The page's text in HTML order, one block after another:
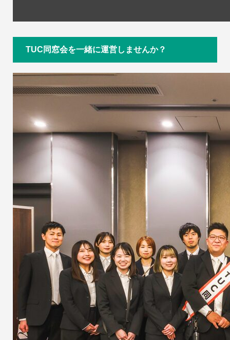
TUC同窓会を一緒に運営しませんか？